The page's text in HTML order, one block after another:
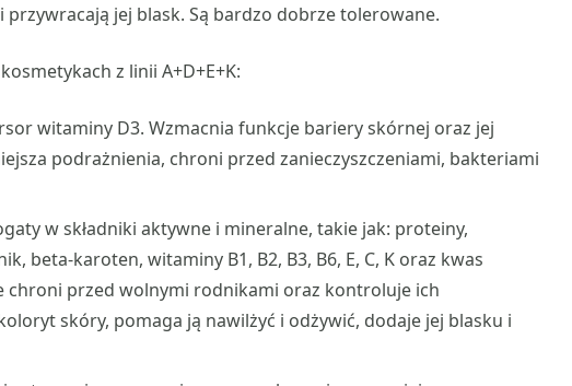
przywracają jej blask. Są bardzo dobrze tolerowane.
z linii A+D+E+K:
witaminy D3. Wzmacnia funkcje bariery skórnej oraz jej
podrażnienia, chroni przed zanieczyszczeniami, bakteriami
w składniki aktywne i mineralne, takie jak: proteiny,
beta-karoten, witaminy B1, B2, B3, B6, E, C, K oraz kwas
chroni przed wolnymi rodnikami oraz kontroluje ich
skóry, pomaga ją nawilżyć i odżywić, dodaje jej blasku i